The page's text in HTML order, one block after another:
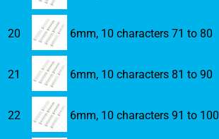
20 6mm, 10 characters 71 to 80
21 6mm, 10 characters 81 to 90
22 6mm, 10 characters 91 to 100